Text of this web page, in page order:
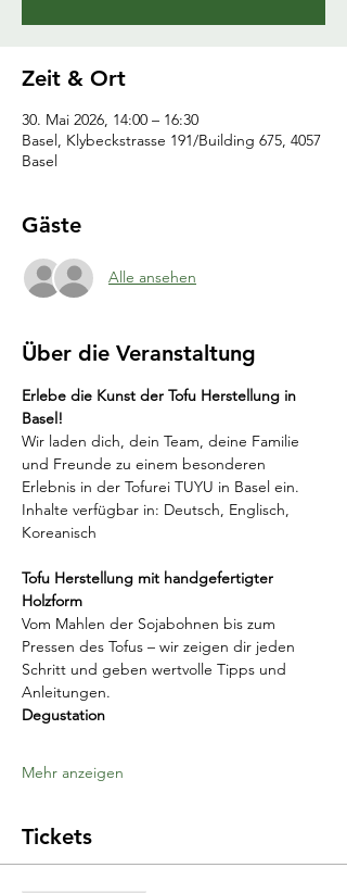
Zeit & Ort
30. Mai 2026, 14:00 – 16:30
Basel, Klybeckstrasse 191/Building 675, 4057
Basel
Gäste
Alle ansehen
Über die Veranstaltung
Erlebe die Kunst der Tofu Herstellung in
Basel!
Wir laden dich, dein Team, deine Familie
und Freunde zu einem besonderen
Erlebnis in der Tofurei TUYU in Basel ein.
Inhalte verfügbar in: Deutsch, Englisch,
Koreanisch
Tofu Herstellung mit handgefertigter
Holzform
Vom Mahlen der Sojabohnen bis zum
Pressen des Tofus – wir zeigen dir jeden
Schritt und geben wertvolle Tipps und
Anleitungen.
Degustation
Mehr anzeigen
Tickets